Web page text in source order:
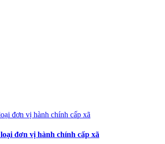
đơn vị hành chính cấp xã